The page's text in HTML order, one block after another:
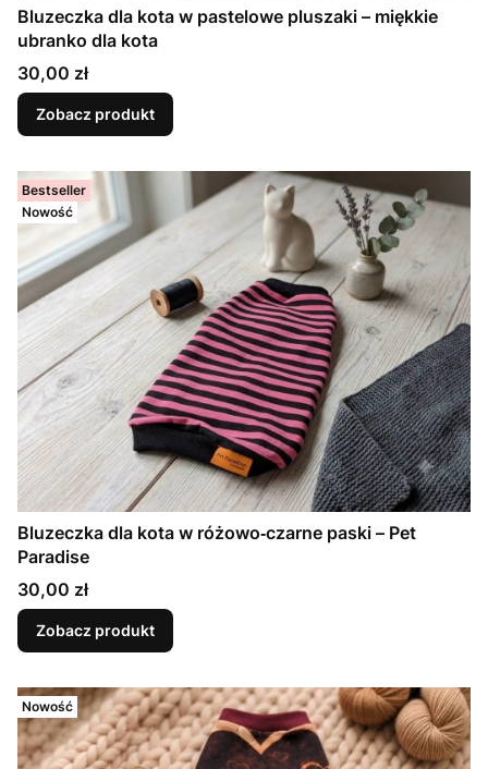
Bluzeczka dla kota w pastelowe pluszaki – miękkie
ubranko dla kota
Cena
30,00 zł
Zobacz produkt
Bestseller
Nowość
Bluzeczka dla kota w różowo‑czarne paski – Pet
Paradise
Cena
30,00 zł
Zobacz produkt
Nowość